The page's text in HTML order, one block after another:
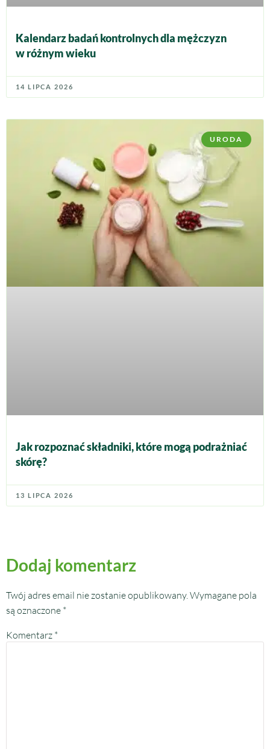
Kalendarz badań kontrolnych dla mężczyzn
w różnym wieku
14 LIPCA 2026
URODA
Jak rozpoznać składniki, które mogą podrażniać
skórę?
13 LIPCA 2026
Dodaj komentarz
Twój adres email nie zostanie opublikowany.Wymagane pola
są oznaczone *
Komentarz *